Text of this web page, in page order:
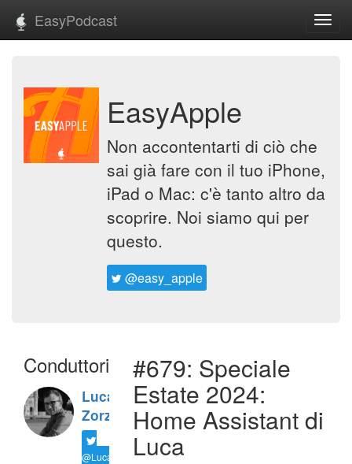
EasyPodcast
EasyApple
Non accontentarti di ciò che
sai già fare con il tuo iPhone,
iPad o Mac: c'è tanto altro da
scoprire. Noi siamo qui per
questo.
@easy_apple
Conduttori
Luca
Zorzi
@LucaTNT
#679: Speciale
Estate 2024:
Home Assistant di
Luca